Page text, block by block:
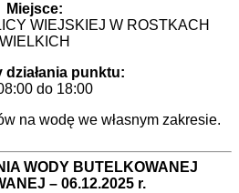
Miejsce:
WIEJSKIEJ W ROSTKACH
WIELKICH
działania punktu:
do 18:00
na wodę we własnym zakresie.
WODY BUTELKOWANEJ
– 06.12.2025 r.